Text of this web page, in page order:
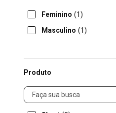
Feminino (1)
Masculino (1)
Produto
Produto